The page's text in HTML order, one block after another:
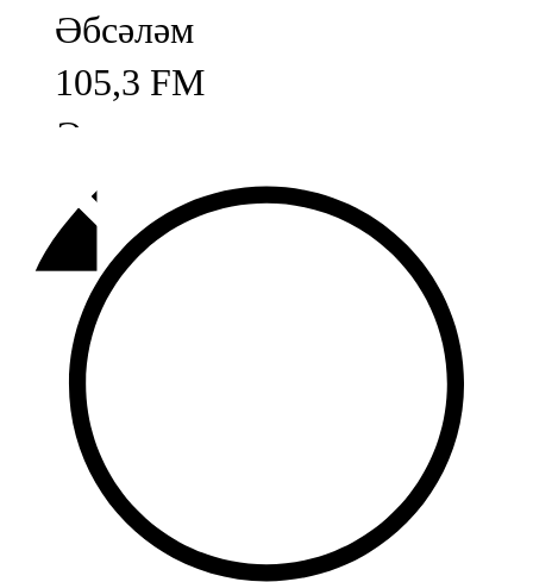
Әбсәләм
105,3 FM
Әлмәт
92,9 FM
Базарлы матак
107,1 FM
Балык бистәсе
104,9 FM
Баулы
107,5 FM
Биләр